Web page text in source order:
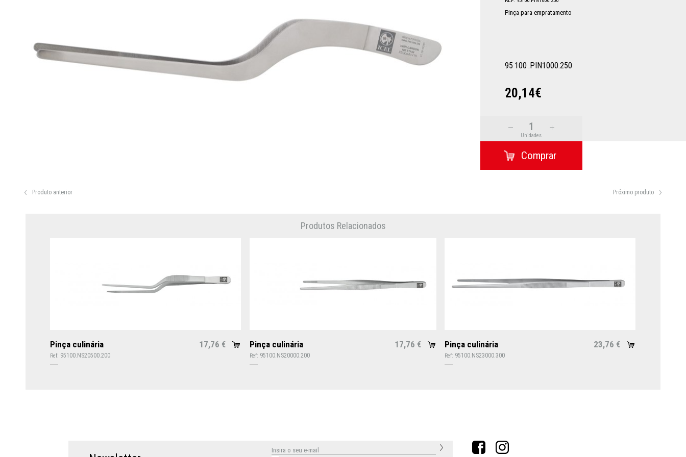
Produto anterior
Pinça para empratamento
95 100 .PIN1000.250
20,14€
Unidades
Próximo produto
Produtos Relacionados
Pinça culinária 17,76 €
Ref: 95100.NS20500.200
Pinça culinária 17,76 €
Ref: 95100.NS20000.200
Pinça culinária 23,76 €
Ref: 95100.NS23000.300